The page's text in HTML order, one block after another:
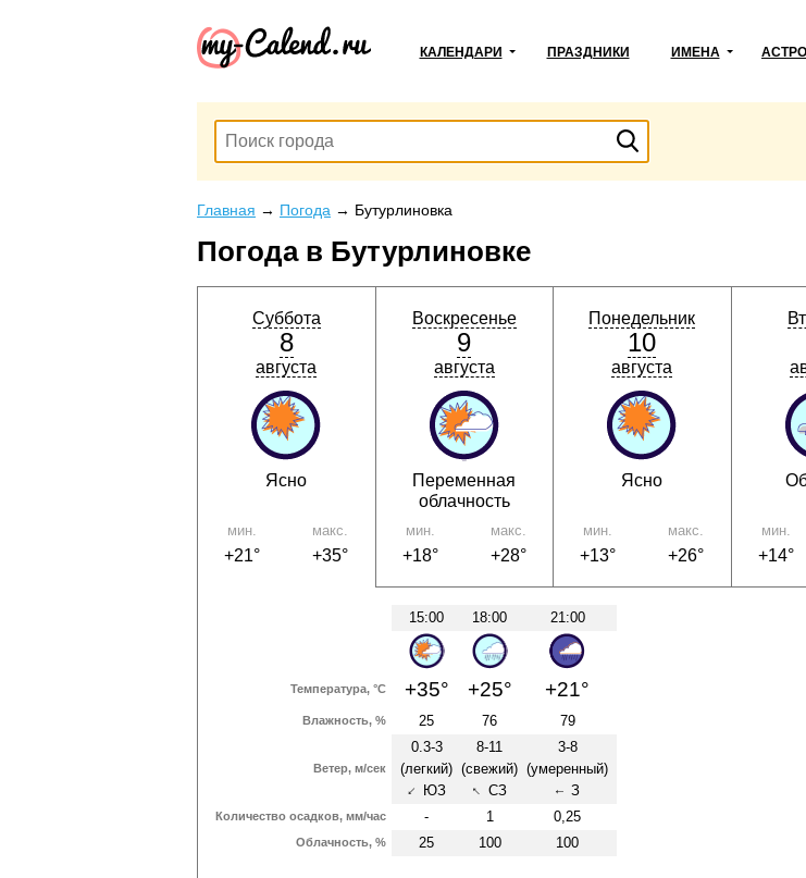
КАЛЕНДАРИ ПРАЗДНИКИ ИМЕНА
Главная → Погода → Бутурлиновка
Погода в Бутурлиновке
Суббота
8
августа
Ясно
мин.
+21°
макс.
+35°
Воскресенье
9
августа
Переменная
облачность
мин.
+18°
макс.
+28°
Понедельник
10
августа
Ясно
мин.
+13°
макс.
+26°
мин.
+14°
15:00 18:00 21:00
Температура, °C +35° +25° +21°
Влажность, % 25 76 79
Ветер, м/сек
0.3-3
(легкий)
↑ ЮЗ
8-11
(свежий)
↑ СЗ
3-8
(умеренный)
↑З
Количество осадков, мм/час - 1 0,25
Облачность, % 25 100 100